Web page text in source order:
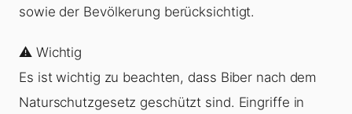
sowie der Bevölkerung berücksichtigt.
⚠️ Wichtig
Es ist wichtig zu beachten, dass Biber nach dem
Naturschutzgesetz geschützt sind. Eingriffe in